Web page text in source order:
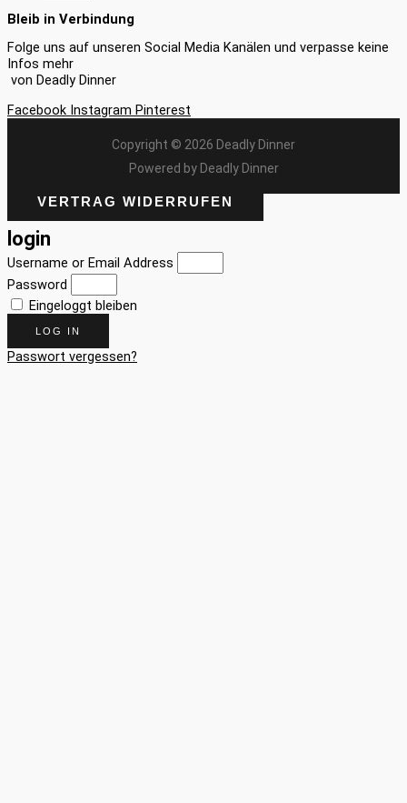
Bleib in Verbindung
Folge uns auf unseren Social Media Kanälen und verpasse keine
Infos mehr
von Deadly Dinner
Facebook Instagram Pinterest
Copyright © 2026 Deadly Dinner
Powered by Deadly Dinner
VERTRAG WIDERRUFEN
login
Username or Email Address
Password
Eingeloggt bleiben
LOG IN
Passwort vergessen?